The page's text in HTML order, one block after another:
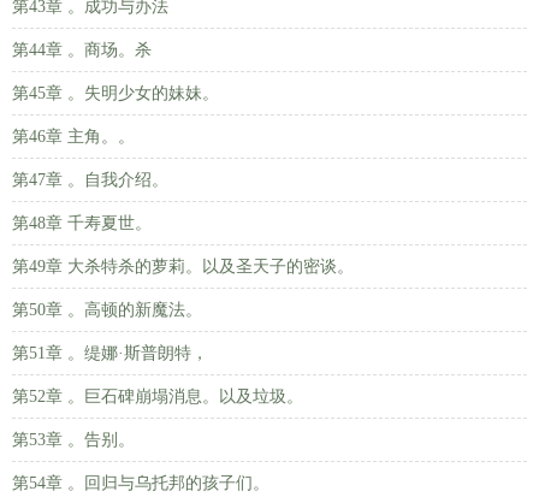
第43章 。成功与办法
第44章 。商场。杀
第45章 。失明少女的妹妹。
第46章 主角。。
第47章 。自我介绍。
第48章 千寿夏世。
第49章 大杀特杀的萝莉。以及圣天子的密谈。
第50章 。高顿的新魔法。
第51章 。缇娜·斯普朗特，
第52章 。巨石碑崩塌消息。以及垃圾。
第53章 。告别。
第54章 。回归与乌托邦的孩子们。